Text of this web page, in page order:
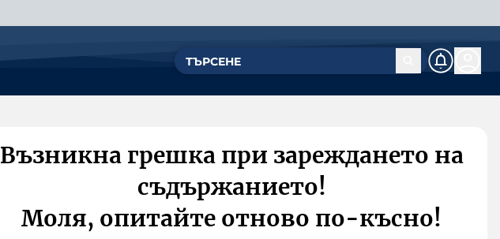
Възникна грешка при зареждането на
съдържанието!
Моля, опитайте отново по-късно!